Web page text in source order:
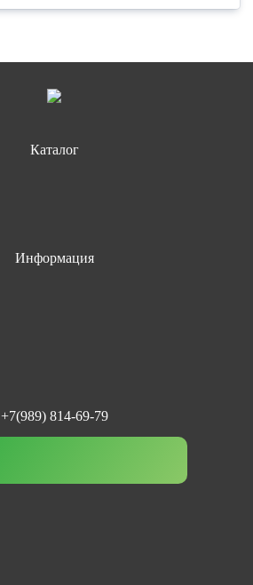
Каталог
Информация
+7(989) 814-69-79